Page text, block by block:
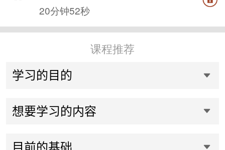
20分钟52秒
课程推荐